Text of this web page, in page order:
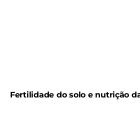
Fertilidade do solo e nutrição